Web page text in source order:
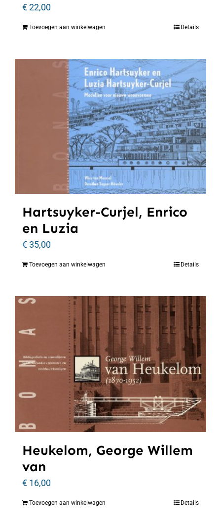
€22,00
Toevoegen aan winkelwagen Details
Hartsuyker-Curjel, Enrico
en Luzia
€35,00
Toevoegen aan winkelwagen Details
Heukelom, George Willem
van
€ 16,00
Toevoegen aan winkelwagen Details